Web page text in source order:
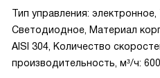
Тип управления:
Светодиодное, Материал
AISI 304, Количество
производительность, м³/ч: